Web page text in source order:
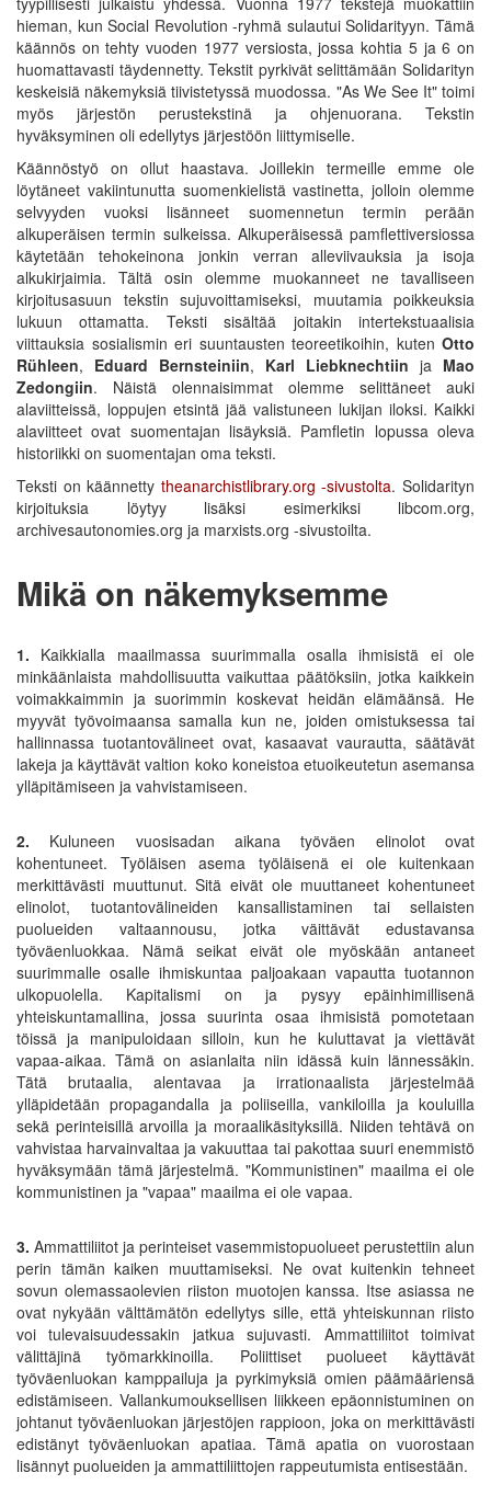
hieman, kun Social Revolution -ryhmä sulautui Solidarityyn. Tämä
käännös on tehty vuoden 1977 versiosta, jossa kohtia 5 ja 6 on
huomattavasti täydennetty. Tekstit pyrkivät selittämään Solidarityn
keskeisiä näkemyksiä tiivistetyssä muodossa. "As We See It" toimi
myös järjestön perustekstinä ja ohjenuorana. Tekstin
hyväksyminen oli edellytys järjestöön liittymiselle.
Käännöstyö on ollut haastava. Joillekin termeille emme ole
löytäneet vakiintunutta suomenkielistä vastinetta, jolloin olemme
selvyyden vuoksi lisänneet suomennetun termin perään
alkuperäisen termin sulkeissa. Alkuperäisessä pamflettiversiossa
käytetään tehokeinona jonkin verran alleviivauksia ja isoja
alkukirjaimia. Tältä osin olemme muokanneet ne tavalliseen
kirjoitusasuun tekstin sujuvoittamiseksi, muutamia poikkeuksia
lukuun ottamatta. Teksti sisältää joitakin intertekstuaalisia
viittauksia sosialismin eri suuntausten teoreetikoihin, kuten Otto
Rühleen, Eduard Bernsteiniin, Karl Liebknechtiin ja Mao
Zedongiin. Näistä olennaisimmat olemme selittäneet auki
alaviitteissä, loppujen etsintä jää valistuneen lukijan iloksi. Kaikki
alaviitteet ovat suomentajan lisäyksiä. Pamfletin lopussa oleva
historiikki on suomentajan oma teksti.
Teksti on käännetty theanarchistlibrary.org -sivustolta. Solidarityn
kirjoituksia löytyy lisäksi esimerkiksi libcom.org,
archivesautonomies.org ja marxists.org -sivustoilta.
Mikä on näkemyksemme
1. Kaikkialla maailmassa suurimmalla osalla ihmisistä ei ole
minkäänlaista mahdollisuutta vaikuttaa päätöksiin, jotka kaikkein
voimakkaimmin ja suorimmin koskevat heidän elämäänsä. He
myyvät työvoimaansa samalla kun ne, joiden omistuksessa tai
hallinnassa tuotantovälineet ovat, kasaavat vaurautta, säätävät
lakeja ja käyttävät valtion koko koneistoa etuoikeutetun asemansa
ylläpitämiseen ja vahvistamiseen.
2. Kuluneen vuosisadan aikana työväen elinolot ovat
kohentuneet. Työläisen asema työläisenä ei ole kuitenkaan
merkittävästi muuttunut. Sitä eivät ole muuttaneet kohentuneet
elinolot, tuotantovälineiden kansallistaminen tai sellaisten
puolueiden valtaannousu, jotka väittävät edustavansa
työväenluokkaa. Nämä seikat eivät ole myöskään antaneet
suurimmalle osalle ihmiskuntaa paljoakaan vapautta tuotannon
ulkopuolella. Kapitalismi on ja pysyy epäinhimillisenä
yhteiskuntamallina, jossa suurinta osaa ihmisistä pomotetaan
töissä ja manipuloidaan silloin, kun he kuluttavat ja viettävät
vapaa-aikaa. Tämä on asianlaita niin idässä kuin lännessäkin.
Tätä brutaalia, alentavaa ja irrationaalista järjestelmää
ylläpidetään propagandalla ja poliiseilla, vankiloilla ja kouluilla
sekä perinteisillä arvoilla ja moraalikäsityksillä. Niiden tehtävä on
vahvistaa harvainvaltaa ja vakuuttaa tai pakottaa suuri enemmistö
hyväksymään tämä järjestelmä. "Kommunistinen" maailma ei ole
kommunistinen ja "vapaa" maailma ei ole vapaa.
3. Ammattiliitot ja perinteiset vasemmistopuolueet perustettiin alun
perin tämän kaiken muuttamiseksi. Ne ovat kuitenkin tehneet
sovun olemassaolevien riiston muotojen kanssa. Itse asiassa ne
ovat nykyään välttämätön edellytys sille, että yhteiskunnan riisto
voi tulevaisuudessakin jatkua sujuvasti. Ammattiliitot toimivat
välittäjinä työmarkkinoilla. Poliittiset puolueet käyttävät
työväenluokan kamppailuja ja pyrkimyksiä omien päämääriensä
edistämiseen. Vallankumouksellisen liikkeen epäonnistuminen on
johtanut työväenluokan järjestöjen rappioon, joka on merkittävästi
edistänyt työväenluokan apatiaa. Tämä apatia on vuorostaan
lisännyt puolueiden ja ammattiliittojen rappeutumista entisestään.